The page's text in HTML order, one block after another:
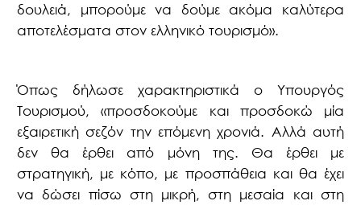
δουλειά, μπορούμε να δούμε ακόμα καλύτερα
αποτελέσματα στον ελληνικό τουρισμό».
Όπως δήλωσε χαρακτηριστικά ο Υπουργός
Τουρισμού, «προσδοκούμε και προσδοκώ μία
εξαιρετική σεζόν την επόμενη χρονιά. Αλλά αυτή
δεν θα έρθει από μόνη της. Θα έρθει με
στρατηγική, με κόπο, με προσπάθεια και θα έχει
να δώσει πίσω στη μικρή, στη μεσαία και στη